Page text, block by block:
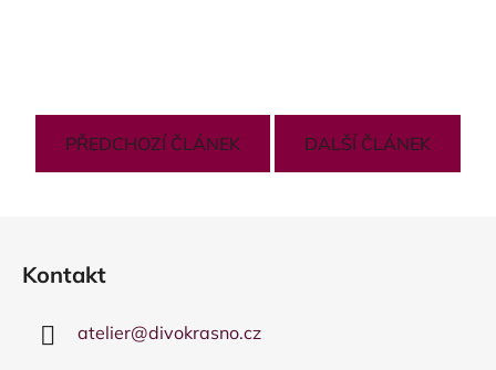
PŘEDCHOZÍ ČLÁNEK DALŠÍ ČLÁNEK
Kontakt
atelier@divokrasno.cz